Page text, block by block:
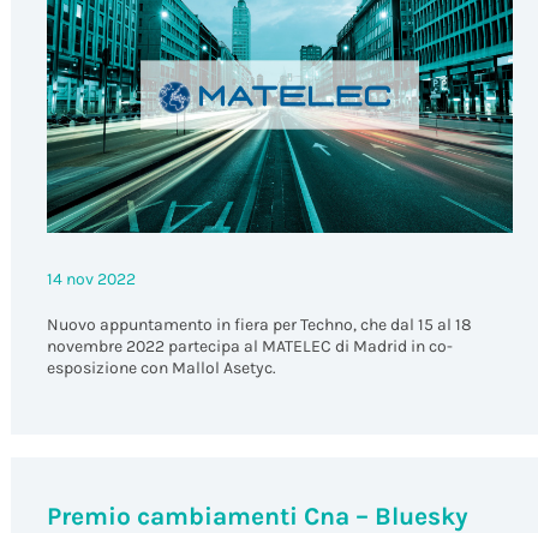
News
14 nov 2022
Nuovo appuntamento in fiera per Techno, che dal 15 al 18
novembre 2022 partecipa al MATELEC di Madrid in co-
esposizione con Mallol Asetyc.
Premio cambiamenti Cna – Bluesky